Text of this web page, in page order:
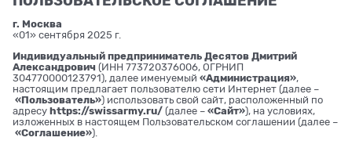
г. Москва
«01» сентября 2025 г.
Индивидуальный предприниматель Десятов Дмитрий
Александрович (ИНН 773720376006, ОГРНИП
304770000123791), далее именуемый «Администрация»,
настоящим предлагает пользователю сети Интернет (далее –
«Пользователь») использовать свой сайт, расположенный по
адресу https://swissarmy.ru/ (далее – «Сайт»), на условиях,
изложенных в настоящем Пользовательском соглашении (далее –
«Соглашение»).